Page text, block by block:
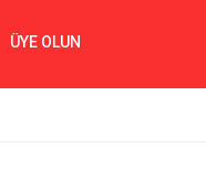
ÜYE OLUN